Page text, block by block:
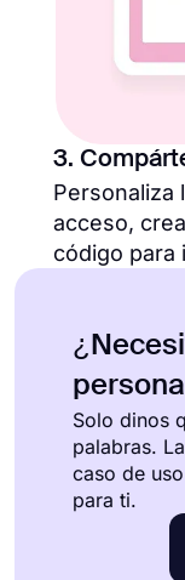
3.
Personaliza
acceso,
código para
Solo dinos
palabras.
caso de
para ti.